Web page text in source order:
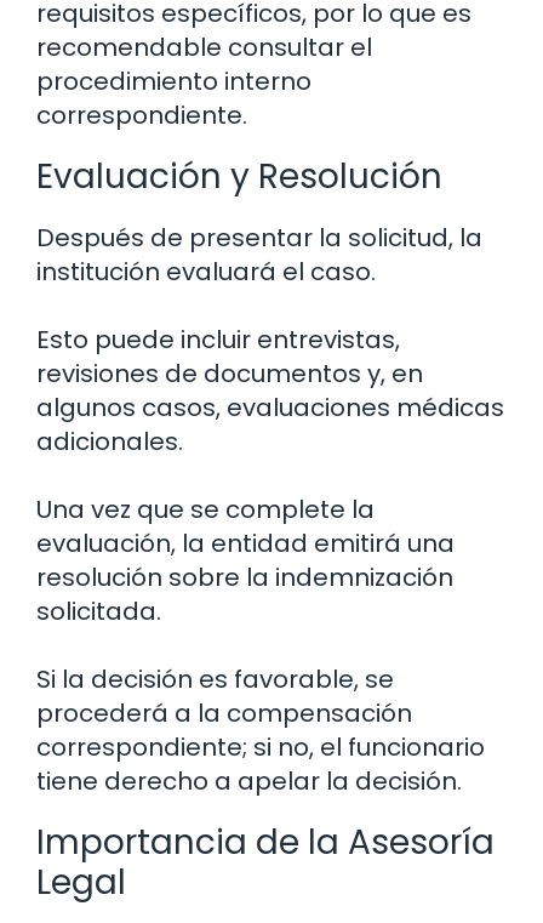
requisitos específicos, por lo que es
recomendable consultar el
procedimiento interno
correspondiente.
Evaluación y Resolución
Después de presentar la solicitud, la
institución evaluará el caso.
Esto puede incluir entrevistas,
revisiones de documentos y, en
algunos casos, evaluaciones médicas
adicionales.
Una vez que se complete la
evaluación, la entidad emitirá una
resolución sobre la indemnización
solicitada.
Si la decisión es favorable, se
procederá a la compensación
correspondiente; si no, el funcionario
tiene derecho a apelar la decisión.
Importancia de la Asesoría
Legal